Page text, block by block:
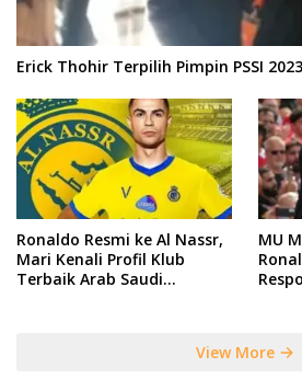
Erick Thohir Terpilih Pimpin PSSI
Ronaldo Resmi ke Al Nassr,
Mari Kenali Profil Klub
Terbaik Arab Saudi
MU
View More